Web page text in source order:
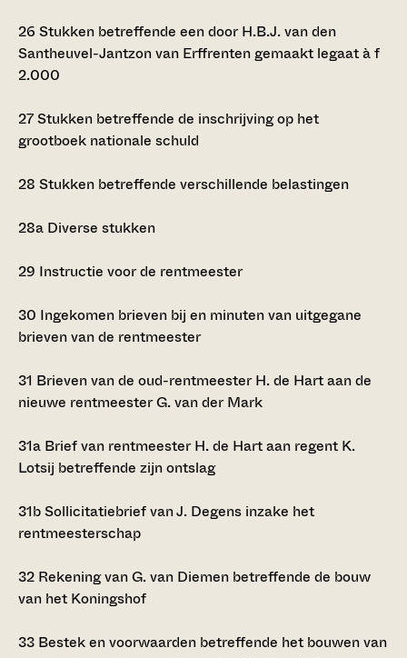
26 Stukken betreffende een door H.B.J. van den
Santheuvel-Jantzon van Erffrenten gemaakt legaat àf
2.000
27Stukken betreffende de inschrijving op het
grootboek nationale schuld
28 Stukken betreffende verschillende belastingen
28a Diverse stukken
29 Instructie voor de rentmeester
30 Ingekomen brieven bij en minuten van uitgegane
brieven van de rentmeester
31 Brieven van de oud-rentmeester H. de Hart aan de
nieuwe rentmeester G. van der Mark
31a Brief van rentmeester H. de Hart aan regent K.
Lotsij betreffende zijn ontslag
31bSollicitatiebrief van J. Degens inzake het
rentmeesterschap
32 Rekening van G. van Diemen betreffende de bouw
van het Koningshof
33 Bestek en voorwaarden betreffende het bouwen van